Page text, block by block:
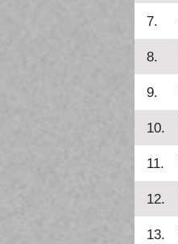
7.
8.
9.
10.
11.
12.
13.